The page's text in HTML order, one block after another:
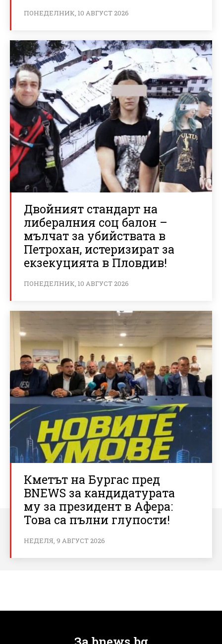
ПОНЕДЕЛНИК, 10 АВГУСТ 2026
Двойният стандарт на
либералния соц балон –
мълчат за убийствата в
Петрохан, истеризират за
екзекуцията в Пловдив!
ПОНЕДЕЛНИК, 10 АВГУСТ 2026
Кметът на Бургас пред
BNEWS за кандидатурата
му за президент в Афера:
Това са пълни глупости!
НЕДЕЛЯ, 9 АВГУСТ 2026